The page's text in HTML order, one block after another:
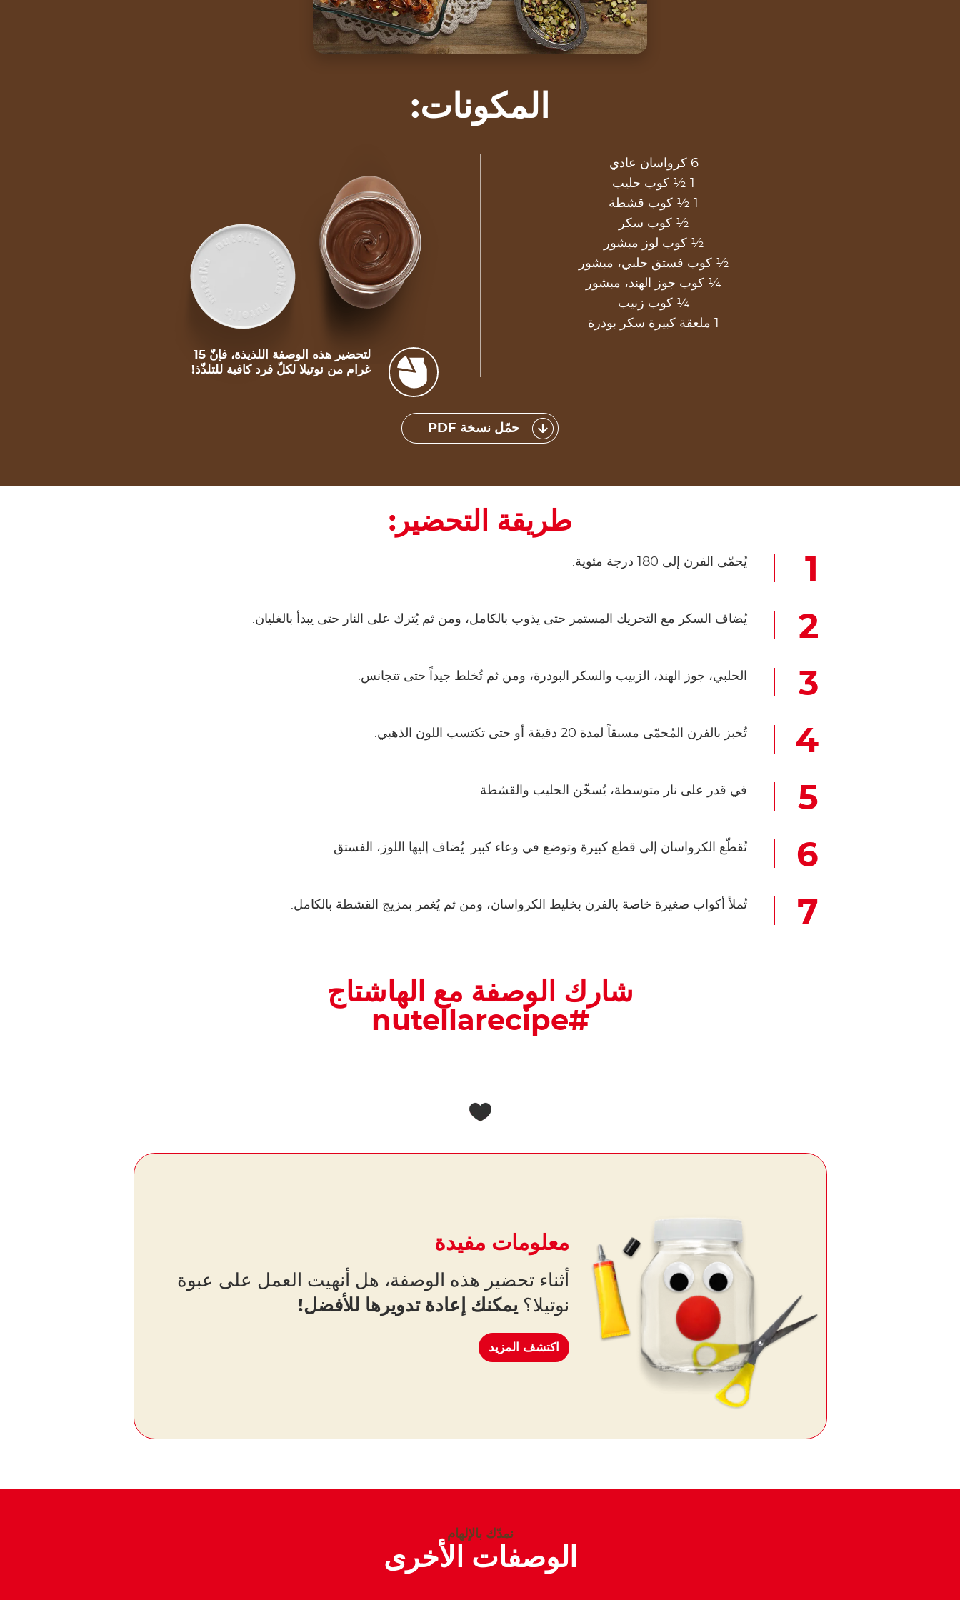
المكونات:
6 كرواسان عادي
½ كوب سكر
½ كوب لوز مبشور
½ كوب فستق حلبي، مبشور
¼ كوب جوز الهند، مبشور
¼ كوب زبيب
لتحضير هذه الوصفة اللذيذة، فإنّ 15
غرام من نوتيلا لكلّ فرد كافية للتلذّذ!
حمّل نسخة PDF
طريقة التحضير:
يُحمّى الفرن إلى 180 درجة مئوية.
يُضاف السكر مع التحريك المستمر حتى يذوب بالكامل، ومن ثم يُترك على النار حتى يبدأ بالغليان.
الحلبي، جوز الهند، الزبيب والسكر البودرة، ومن ثم تُخلط جيداً حتى تتجانس.
تُخبز بالفرن المُحمّى مسبقاً لمدة 20 دقيقة أو حتى تكتسب اللون الذهبي.
في قدر على نار متوسطة، يُسخّن الحليب والقشطة.
تُقطّع الكرواسان إلى قطع كبيرة وتوضع في وعاء كبير. يُضاف إليها اللوز، الفستق
تُملأ أكواب صغيرة خاصة بالفرن بخليط الكرواسان، ومن ثم يُغمر بمزيج القشطة بالكامل.
شارك الوصفة مع الهاشتاج
#nutellarecipe
معلومات مفيدة
أثناء تحضير هذه الوصفة، هل أنهيت العمل على عبوة
نوتيلا؟ يمكنك إعادة تدويرها للأفضل!
اكتشف المزيد
نمدّك بالإلهام
الوصفات الأخرى